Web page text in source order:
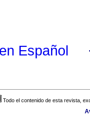
Español
Todo el contenido de esta revista,